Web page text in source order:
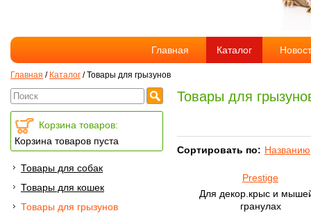
Главная Каталог
Главная / Каталог / Товары для грызунов
Корзина товаров:
Корзина товаров пуста
Товары для собак
Товары для кошек
Товары для грызунов
Товары для
Сортировать по: Названию
Prestige
Для декор.крыс и
гранулах